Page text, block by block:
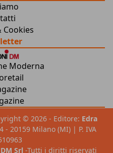
fa-
youtube
Cookies
Moderna
© 2026 - Editore: Edra
- 20159 Milano (MI) | P. IVA
Srl -Tutti i diritti riservati